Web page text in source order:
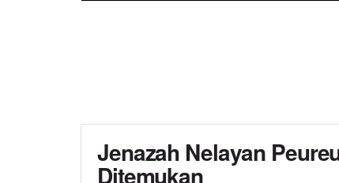
Jenazah Nelayan
Ditemukan